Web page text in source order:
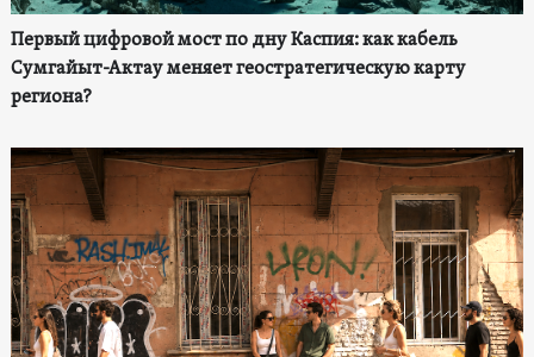
Первый цифровой мост по дну Каспия: как кабель
Сумгайыт-Актау меняет геостратегическую карту
региона?